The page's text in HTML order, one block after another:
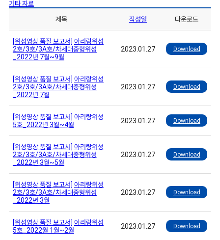
기타 자료
제목
작성일 다운로드
[위성영상 품질 보고서] 아리랑위성
2호/3호/3A호/차세대중형위성
_2022년 7월~9월
2023.01.27 Download
[위성영상 품질 보고서] 아리랑위성
2호/3호/3A호/차세대중형위성
_2022년 7월
2023.01.27 Download
[위성영상 품질 보고서] 아리랑위성
5호_2022년 3월~4월
2023.01.27 Download
[위성영상 품질 보고서] 아리랑위성
2호/3호/3A호/차세대중형위성
_2022년 3월~5월
2023.01.27 Download
[위성영상 품질 보고서] 아리랑위성
2호/3호/3A호/차세대중형위성
_2022년 3월
2023.01.27 Download
[위성영상 품질 보고서] 아리랑위성
5호_2022월 1월~2월
2023.01.27 Download